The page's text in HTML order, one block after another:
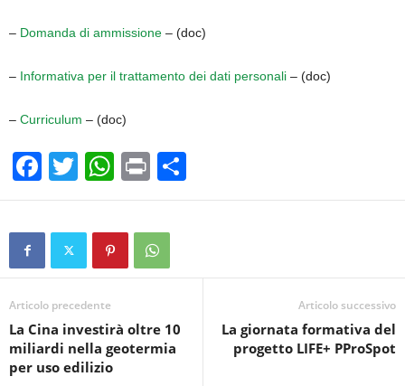
– Domanda di ammissione – (doc)
– Informativa per il trattamento dei dati personali – (doc)
– Curriculum – (doc)
F
a
c
b
o
o
k
T
wi
tt
W
h
at
s
A
p
Pr
in
t
o
vi
Articolo precedente
La Cina investirà oltre 10
miliardi nella geotermia
per uso edilizio
Articolo successivo
La giornata formativa del
progetto LIFE+ PProSpot